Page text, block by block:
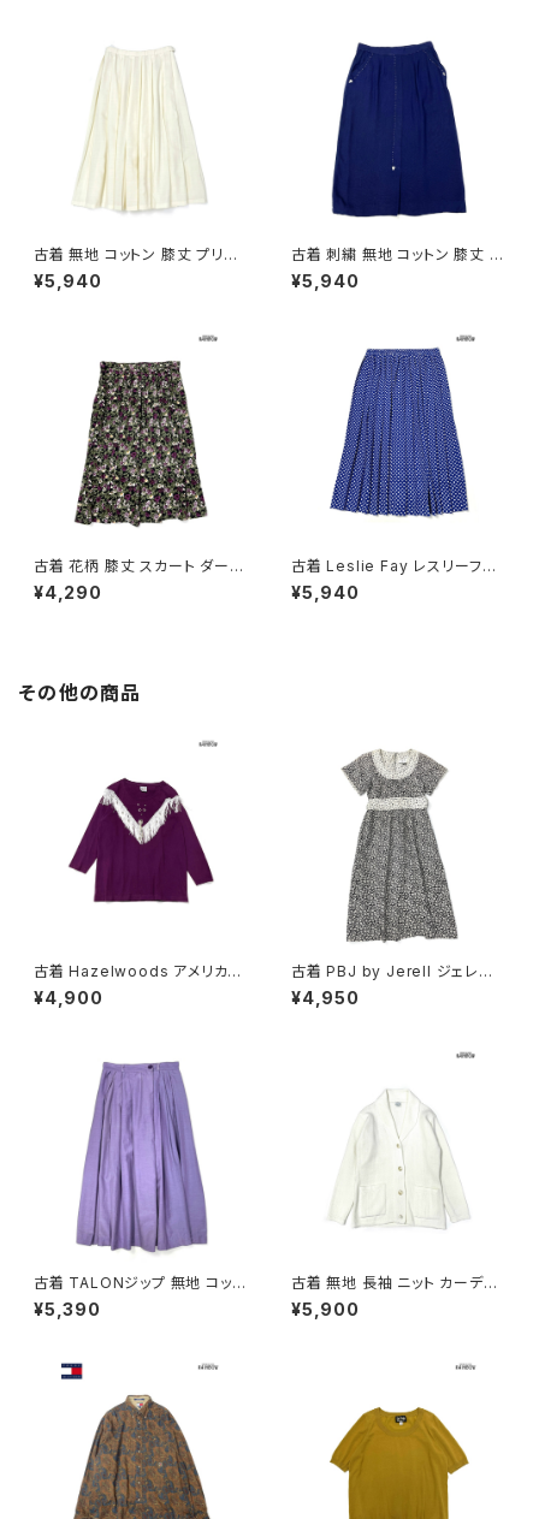
古着 無地 コットン 膝丈 プリー
ツ スカート ベージュ 生成り (b
a2607005)
¥5,940
古着 刺繍 無地 コットン 膝丈 ス
カート 紺 (ba2607004)
¥5,940
古着 花柄 膝丈 スカート ダーク
グリーン (btu2604018)
¥4,290
古着 Leslie Fay レスリーフェ
イ 花柄 膝丈 プリーツ スカート
青 (btu2604017)
¥5,940
その他の商品
古着 Hazelwoods アメリカ製
フリンジ 無地 コットン100％ 長
袖 Ｔシャツ 紫 (ttu2501287)
¥4,900
古着 PBJ by Jerell ジェレル
リボン 花柄 コットン100％ 膝丈
半袖 ワンピース 黒 (oa26070
¥4,950
古着 TALONジップ 無地 コット
ン 膝丈 スカート 紫 (ba26070
02)
¥5,390
古着 無地 長袖 ニット カーディ
ガン 白 (ttu2508107)
¥5,900